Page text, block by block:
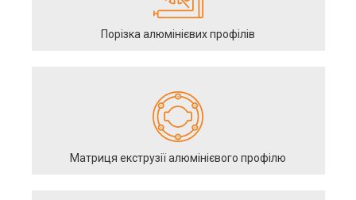
Порізка алюмінієвих профілів
Матриця екструзії алюмінієвого профілю